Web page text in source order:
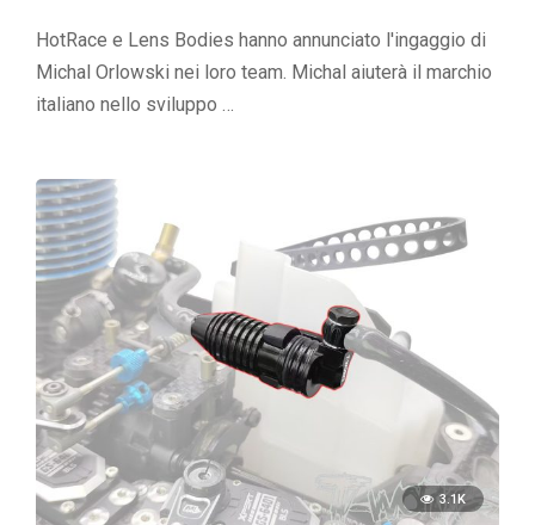
HotRace e Lens Bodies hanno annunciato l'ingaggio di
Michal Orlowski nei loro team. Michal aiuterà il marchio
italiano nello sviluppo …
3.1K